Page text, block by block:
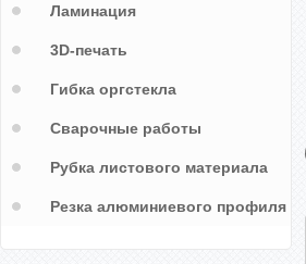
Ламинация
3D-печать
Гибка оргстекла
Сварочные работы
Рубка листового материала
Резка алюминиевого профиля